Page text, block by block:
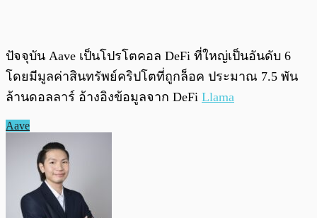
ปัจจุบัน Aave เป็นโปรโตคอล DeFi ที่ใหญ่เป็นอันดับ 6
โดยมีมูลค่าสินทรัพย์คริปโตที่ถูกล็อค ประมาณ 7.5 พัน
ล้านดอลลาร์ อ้างอิงข้อมูลจาก DeFi Llama
Aave